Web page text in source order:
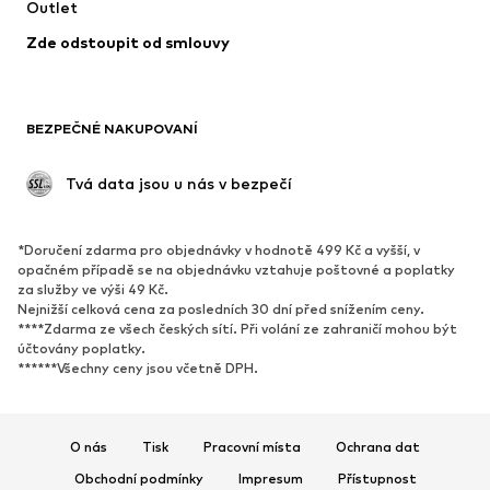
Příležitosti
Upcyklace
Nové
Kotníkové boty & kozačky
Polobotky
SPORT
Sportovní oblečení
Druhy sportů
Sportovní boty
Kšiltovky & čepice
Outlet
Zde odstoupit od smlouvy
BEZPEČNÉ NAKUPOVANÍ
Tvá data jsou u nás v bezpečí
*Doručení zdarma pro objednávky v hodnotě 499 Kč a vyšší, v
opačném případě se na objednávku vztahuje poštovné a poplatky
za služby ve výši 49 Kč.
Nejnižší celková cena za posledních 30 dní před snížením ceny.
****Zdarma ze všech českých sítí. Při volání ze zahraničí mohou být
účtovány poplatky.
******Všechny ceny jsou včetně DPH.
O nás Tisk Pracovní místa
Ochrana dat
Obchodní podmínky
Impresum Přístupnost